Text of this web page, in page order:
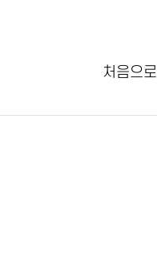
처음으로